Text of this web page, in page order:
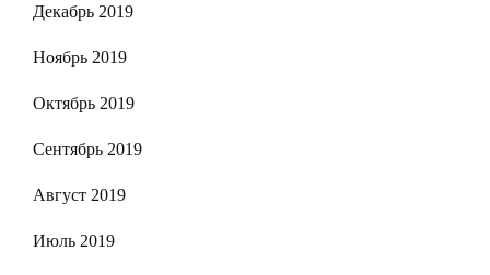
Декабрь 2019
Ноябрь 2019
Октябрь 2019
Сентябрь 2019
Август 2019
Июль 2019